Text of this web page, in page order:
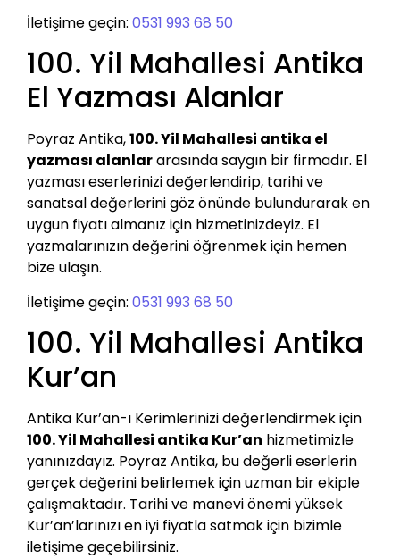
İletişime geçin: 0531 993 68 50
100. Yil Mahallesi Antika
El Yazması Alanlar
Poyraz Antika,100. Yil Mahallesi antika el
yazması alanlararasında saygın bir firmadır. El
yazması eserlerinizi değerlendirip, tarihi ve
sanatsal değerlerini göz önünde bulundurarak en
uygun fiyatı almanız için hizmetinizdeyiz. El
yazmalarınızın değerini öğrenmek için hemen
bize ulaşın.
İletişime geçin: 0531 993 68 50
100. Yil Mahallesi Antika
Kur’an
Antika Kur’an-ı Kerimlerinizi değerlendirmek için
100. Yil Mahallesi antika Kur’an hizmetimizle
yanınızdayız. Poyraz Antika, bu değerli eserlerin
gerçek değerini belirlemek için uzman bir ekiple
çalışmaktadır. Tarihi ve manevi önemi yüksek
Kur’an’larınızı en iyi fiyatla satmak için bizimle
iletişime geçebilirsiniz.